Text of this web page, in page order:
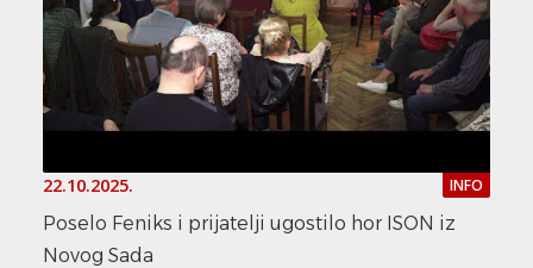
22.10.2025. INFO
Poselo Feniks i prijatelji ugostilo hor ISON iz
Novog Sada